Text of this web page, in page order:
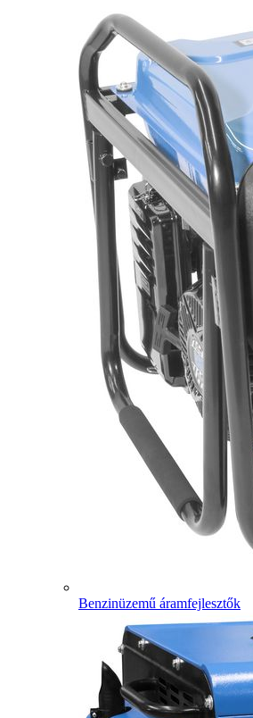
Benzinüzemű áramfejlesztők